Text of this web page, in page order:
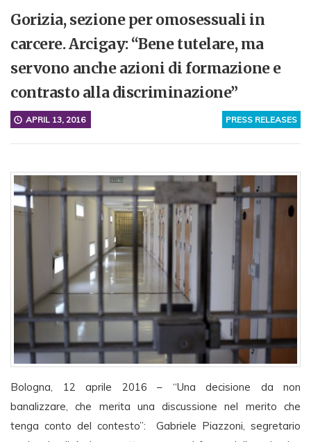
Gorizia, sezione per omosessuali in
carcere. Arcigay: “Bene tutelare, ma
servono anche azioni di formazione e
contrasto alla discriminazione”
PRESS RELEASES
APRIL 13, 2016
Bologna, 12 aprile 2016 – “Una decisione da non
banalizzare, che merita una discussione nel merito che
tenga conto del contesto”: Gabriele Piazzoni, segretario